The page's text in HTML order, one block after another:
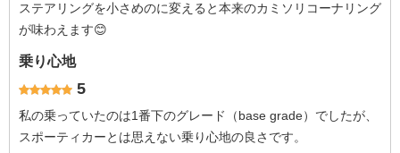
ステアリングを小さめのに変えると本来のカミソリコーナリング
が味わえます😊
乗り心地
5
私の乗っていたのは1番下のグレード（base grade）でしたが、
スポーティカーとは思えない乗り心地の良さです。